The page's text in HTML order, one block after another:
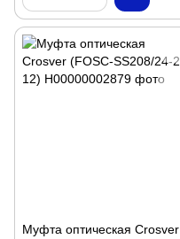
Муфта оптическая Crosver